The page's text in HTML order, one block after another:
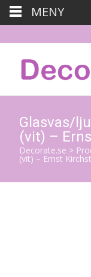
Glasvas/
(vit) –
Decorate.se >
(vit) – Ernst
MENY